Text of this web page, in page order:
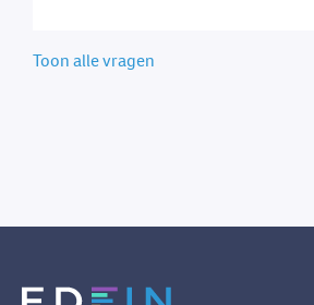
Toon alle vragen